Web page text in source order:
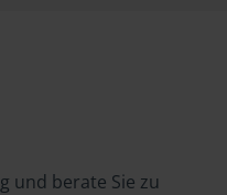
und berate Sie zu